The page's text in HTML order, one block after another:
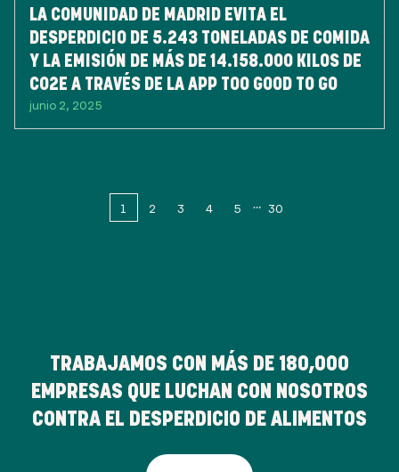
LA COMUNIDAD DE MADRID EVITA EL
DESPERDICIO DE 5.243 TONELADAS DE COMIDA
Y LA EMISIÓN DE MÁS DE 14.158.000 KILOS DE
CO2E A TRAVÉS DE LA APP TOO GOOD TO GO
junio 2, 2025
1 2 3 4 5 30
TRABAJAMOS CON MÁS DE 180,000
EMPRESAS QUE LUCHAN CON NOSOTROS
CONTRA EL DESPERDICIO DE ALIMENTOS